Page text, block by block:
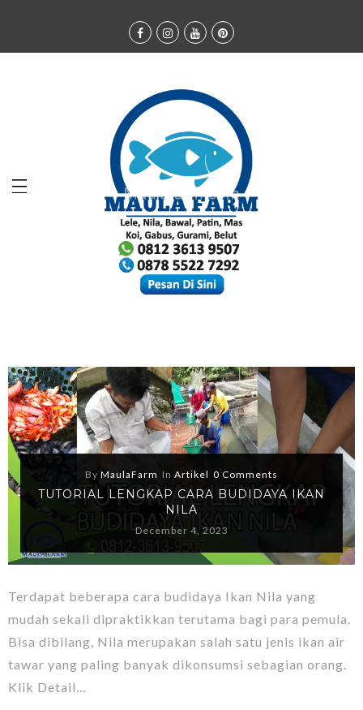
By MaulaFarm In Artikel 0 Comments
TUTORIAL LENGKAP CARA BUDIDAYA IKAN
NILA
December 4, 2023
Terdapat beberapa cara budidaya Ikan Nila yang
mudah sekali dipraktikkan terutama bagi para pemula.
Bisa dibilang, Nila merupakan salah satu jenis ikan air
tawar yang paling banyak dikonsumsi sebagian orang.
Klik Detail…